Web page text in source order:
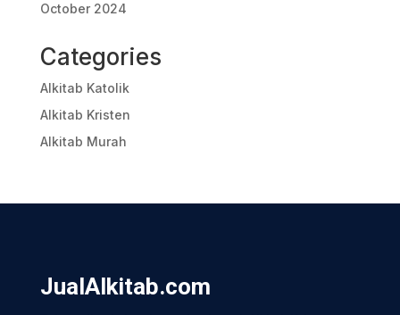
October 2024
Categories
Alkitab Katolik
Alkitab Kristen
Alkitab Murah
JualAlkitab.com